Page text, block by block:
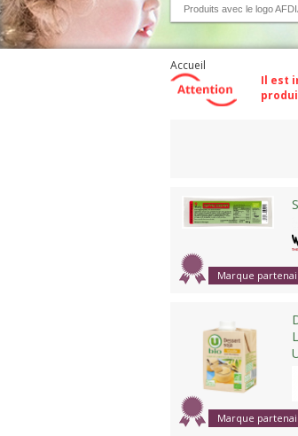
Produits avec le logo
Accueil
Il est
Marque
Marque